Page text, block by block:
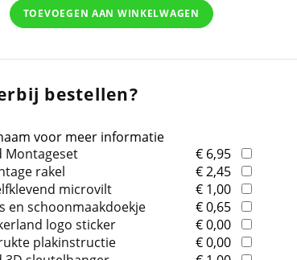
TOEVOEGEN AAN WINKELWAGEN
bestellen?
voor meer informatie
Montageset
€ 6,95
rakel
€ 2,45
microvilt
€ 1,00
en schoonmaakdoekje
€ 0,65
logo sticker
€ 0,00
plakinstructie
€ 0,00